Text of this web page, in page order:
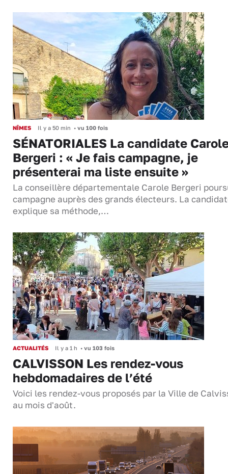
NÎMES Il y a 50 min • vu 100 fois
SÉNATORIALES La candidate
Bergeri : « Je fais campagne, je
présenterai ma liste ensuite »
La conseillère départementale Carole Bergeri
campagne auprès des grands électeurs. La
explique sa méthode,…
ACTUALITÉS Il y a 1 h • vu 103 fois
CALVISSON Les rendez-vous
hebdomadaires de l’été
Voici les rendez-vous proposés par la Ville de
au mois d'août.